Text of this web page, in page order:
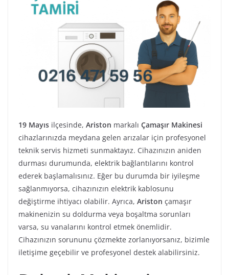
19 Mayıs ilçesinde, Ariston markalı Çamaşır Makinesi
cihazlarınızda meydana gelen arızalar için profesyonel
teknik servis hizmeti sunmaktayız. Cihazınızın aniden
durması durumunda, elektrik bağlantılarını kontrol
ederek başlamalısınız. Eğer bu durumda bir iyileşme
sağlanmıyorsa, cihazınızın elektrik kablosunu
değiştirme ihtiyacı olabilir. Ayrıca, Ariston çamaşır
makinenizin su doldurma veya boşaltma sorunları
varsa, su vanalarını kontrol etmek önemlidir.
Cihazınızın sorununu çözmekte zorlanıyorsanız, bizimle
iletişime geçebilir ve profesyonel destek alabilirsiniz.